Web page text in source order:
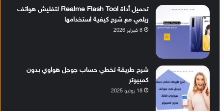
تحميل أداة Realme Flash Tool لتفليش هواتف
ريلمي مع شرح كيفية استخدامها
8 فبراير 2026
شرح طريقة تخطي حساب جوجل هواوي بدون
كمبيوتر
18 يوليو 2025